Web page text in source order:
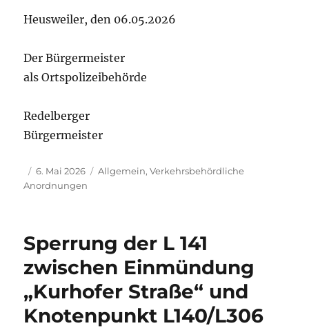
Heusweiler, den 06.05.2026
Der Bürgermeister
als Ortspolizeibehörde
Redelberger
Bürgermeister
Autor
Veröffentlicht
am
6. Mai 2026 Kategorien
Allgemein,Verkehrsbehördliche
Anordnungen
Sperrung der L 141
zwischen Einmündung
„Kurhofer Straße“ und
Knotenpunkt L140/L306